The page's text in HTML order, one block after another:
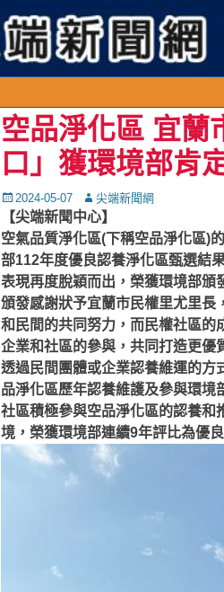
空品淨化區 宜蘭
口」獲環境部肯
Posted
on
2024-05-07 Autor尖端新聞網
【尖端新聞中心】
空氣品質淨化區(下稱空品淨化區)
部112年度優良認養淨化區甄選結
表現再度脫穎而出，榮獲環境部頒
頒發感謝狀予宜蘭市民權里尤里長
和民間的共同努力，而民權社區的
企業和社區的參與，共同打造更優
透過民間團體或企業認養維運的方
品淨化區歷年認養維護及參與環
社區積極參與空品淨化區的認養和
境，榮獲環境部連續9年評比為優